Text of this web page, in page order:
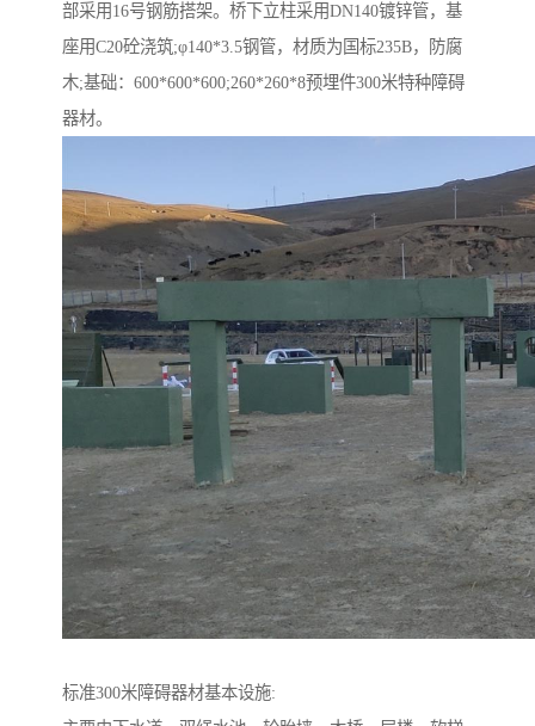
部采用16号钢筋搭架。桥下立柱采用DN140镀锌管，基
座用C20砼浇筑;φ140*3.5钢管，材质为国标235B，防腐
木;基础：600*600*600;260*260*8预埋件300米特种障碍
器材。
标准300米障碍器材基本设施: